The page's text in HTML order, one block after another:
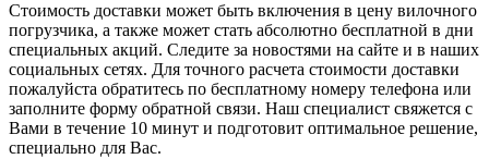
Стоимость доставки может быть включения в цену вилочного
погрузчика, а также может стать абсолютно бесплатной в дни
специальных акций. Следите за новостями на сайте и в наших
социальных сетях. Для точного расчета стоимости доставки
пожалуйста обратитесь по бесплатному номеру телефона или
заполните форму обратной связи. Наш специалист свяжется с
Вами в течение 10 минут и подготовит оптимальное решение,
специально для Вас.